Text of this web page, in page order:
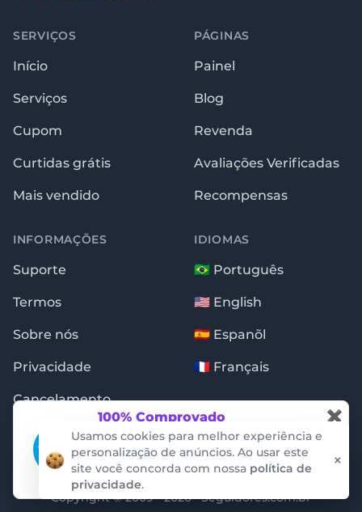
100% Comprovado
Essas notificações são garantidas pela
auditoria da empresa ProveSource. Não
conseguimos criar ou alterar os dados.
ProveSource
✖
Usamos cookies para melhor experiência e
personalização de anúncios. Ao usar este
site você concorda com nossa política de
privacidade.
×
SERVIÇOS
Início
Serviços
Cupom
Curtidas grátis
Mais vendido
PÁGINAS
Painel
Blog
Revenda
Avaliações Verificadas
Recompensas
INFORMAÇÕES
Suporte
Termos
Sobre nós
Privacidade
Cancelamento
IDIOMAS
🇧🇷 Português
🇺🇸 English
🇪🇸 Espanõl
🇫🇷 Français
Copyright © 2009 - 2026 · Seguidores.com.br